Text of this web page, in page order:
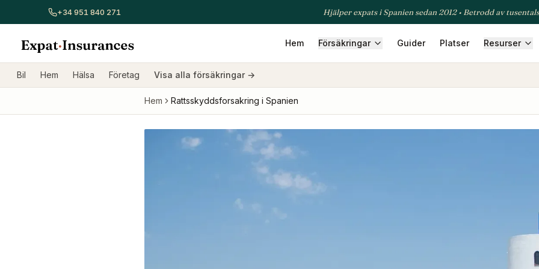
+34 951 840 271 Hjälper expats i Spanien sedan 2012 • Betrodd av tusentals
Hem Försäkringar Guider Platser Resurser
Visa alla försäkringar BilförsäkringHemförsäkring Sjukförsäkring
Bil Hem Hälsa Företag Visa alla försäkringar→
Hem Rattsskyddsforsakring i Spanien